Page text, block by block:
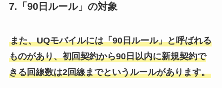
7.「90日ルール」の対象
また、UQモバイルには「90日ルール」と呼ばれる
ものがあり、初回契約から90日以内に新規契約で
きる回線数は2回線までというルールがあります。